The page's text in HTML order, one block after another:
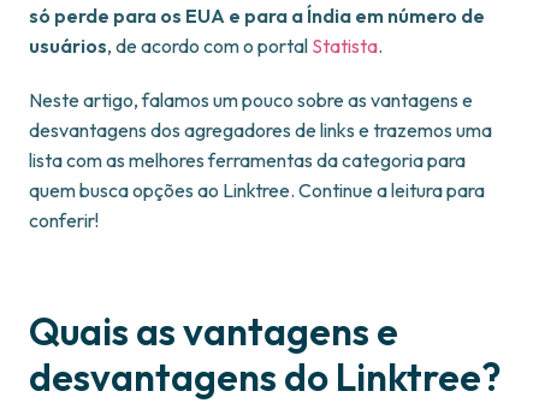
só perde para os EUA e para a Índia em número de
usuários, de acordo com o portal Statista.
Neste artigo, falamos um pouco sobre as vantagens e
desvantagens dos agregadores de links e trazemos uma
lista com as melhores ferramentas da categoria para
quem busca opções ao Linktree. Continue a leitura para
conferir!
Quais as vantagens e
desvantagens do Linktree?